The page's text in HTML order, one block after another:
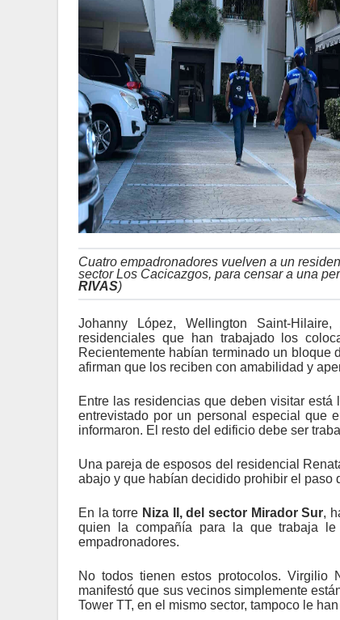
Cuatro empadronadores vuelven a un
sector Los Cacicazgos, para censar a una
RIVAS)
Johanny López, Wellington Saint-
residenciales que han trabajado los
Recientemente habían terminado un bloque
afirman que los reciben con amabilidad y
Entre las residencias que deben visitar
entrevistado por un personal especial que
informaron. El resto del edificio debe ser
Una pareja de esposos del residencial
abajo y que habían decidido prohibir el paso
En la torre Niza II, del sector Mirador Sur,
quien la compañía para la que trabaja
empadronadores.
No todos tienen estos protocolos. Virgilio
manifestó que sus vecinos simplemente
Tower TT, en el mismo sector, tampoco le